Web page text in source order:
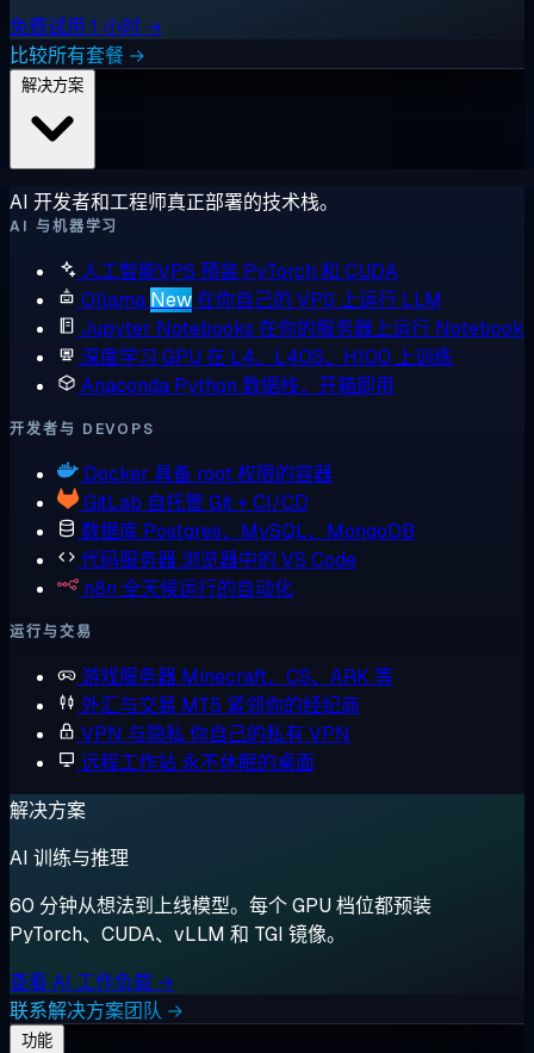
免费试用 1 小时 →
比较所有套餐 →
AI 开发者和工程师真正部署的技术栈。
AI 与机器学习
人工智能VPS 预装 PyTorch 和 CUDA
Ollama New在你自己的 VPS 上运行 LLM
Jupyter Notebooks 在你的服务器上运行 Notebook
深度学习 GPU 在 L4、L40S、H100 上训练
Anaconda Python 数据栈，开箱即用
开发者与 DEVOPS
Docker 具备 root 权限的容器
GitLab 自托管 Git + CI/CD
数据库 Postgres、MySQL、MongoDB
代码服务器 浏览器中的 VS Code
n8n 全天候运行的自动化
运行与交易
游戏服务器 Minecraft、CS、ARK 等
外汇与交易 MT5 紧邻你的经纪商
VPN 与隐私 你自己的私有 VPN
远程工作站 永不休眠的桌面
解决方案
AI 训练与推理
60 分钟从想法到上线模型。每个 GPU 档位都预装
PyTorch、CUDA、vLLM 和 TGI 镜像。
查看 AI 工作负载 →
联系解决方案团队 →